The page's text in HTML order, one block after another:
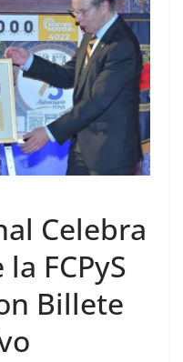
Celebra
FCPyS
Billete